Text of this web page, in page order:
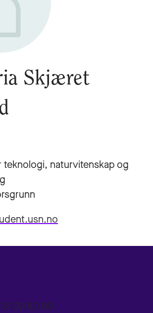
Skjæret
teknologi, naturvitenskap og
31 00 80 00